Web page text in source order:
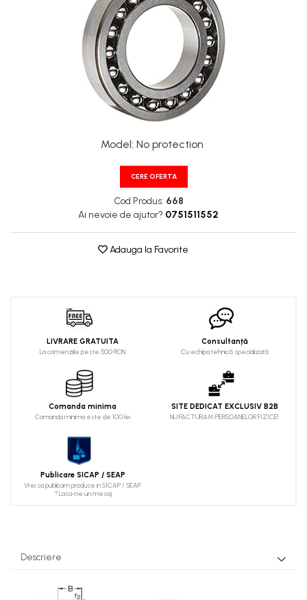
Model: No protection
CERE OFERTA
Cod Produs: 668
Ai nevoie de ajutor? 0751511552
Adauga la Favorite
LIVRARE GRATUITA
La comenziile peste 500 RON
Consultanță
Cu echipa tehnică specializată
Comanda minima
Comanda minima este de 100 lei
SITE DEDICAT EXCLUSIV B2B
NU FACTURAM PERSOANELOR FIZICE!
Publicare SICAP / SEAP
Vrei sa publicam produse in SICAP / SEAP
? Lasa-ne un mesaj
Descriere